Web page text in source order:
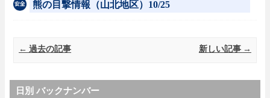
熊の目撃情報（山北地区）10/25
Post navigation
← 過去の記事 新しい記事 →
日別 バックナンバー